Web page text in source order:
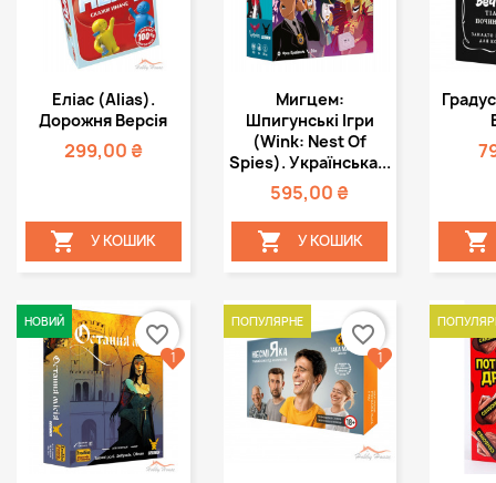
Швидкий
перегляд
Еліас (Alias).
Дорожня Версія
299,00 ₴
 У КОШИК
Швидкий
перегляд
Мигцем:
Шпигунські Ігри
(Wink: Nest Of
Spies). Українська...
595,00 ₴
 У КОШИК


НОВИЙ
favorite_border
1
ПОПУЛЯРНЕ
favorite_border
1